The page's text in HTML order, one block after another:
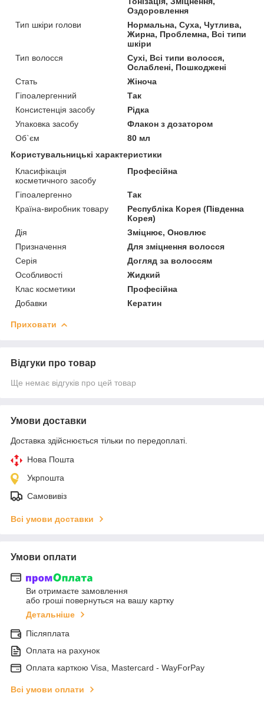
Оздоровлення
Тип шкіри голови
Нормальна, Суха, Чутлива,
Жирна, Проблемна, Всі типи
шкіри
Тип волосся
Сухі, Всі типи волосся,
Ослаблені, Пошкоджені
Стать
Жіноча
Гіпоалергенний
Так
Консистенція засобу
Рідка
Упаковка засобу
Флакон з дозатором
Об`єм
80 мл
Користувальницькі характеристики
Класифікація
косметичного засобу
Професійна
Гіпоалергенно
Так
Країна-виробник товару
Республіка Корея (Південна
Корея)
Дія
Зміцнює, Оновлює
Призначення
Для зміцнення волосся
Серія
Догляд за волоссям
Особливості
Жидкий
Клас косметики
Професійна
Добавки
Кератин
Приховати
Відгуки про товар
Ще немає відгуків про цей товар
Умови доставки
Доставка здійснюється тільки по передоплаті.
Нова Пошта
Укрпошта
Самовивіз
Всі умови доставки
Умови оплати
Ви отримаєте замовлення
або гроші повернуться на вашу картку
Детальніше
Післяплата
Оплата на рахунок
Оплата карткою Visa, Mastercard - WayForPay
Всі умови оплати